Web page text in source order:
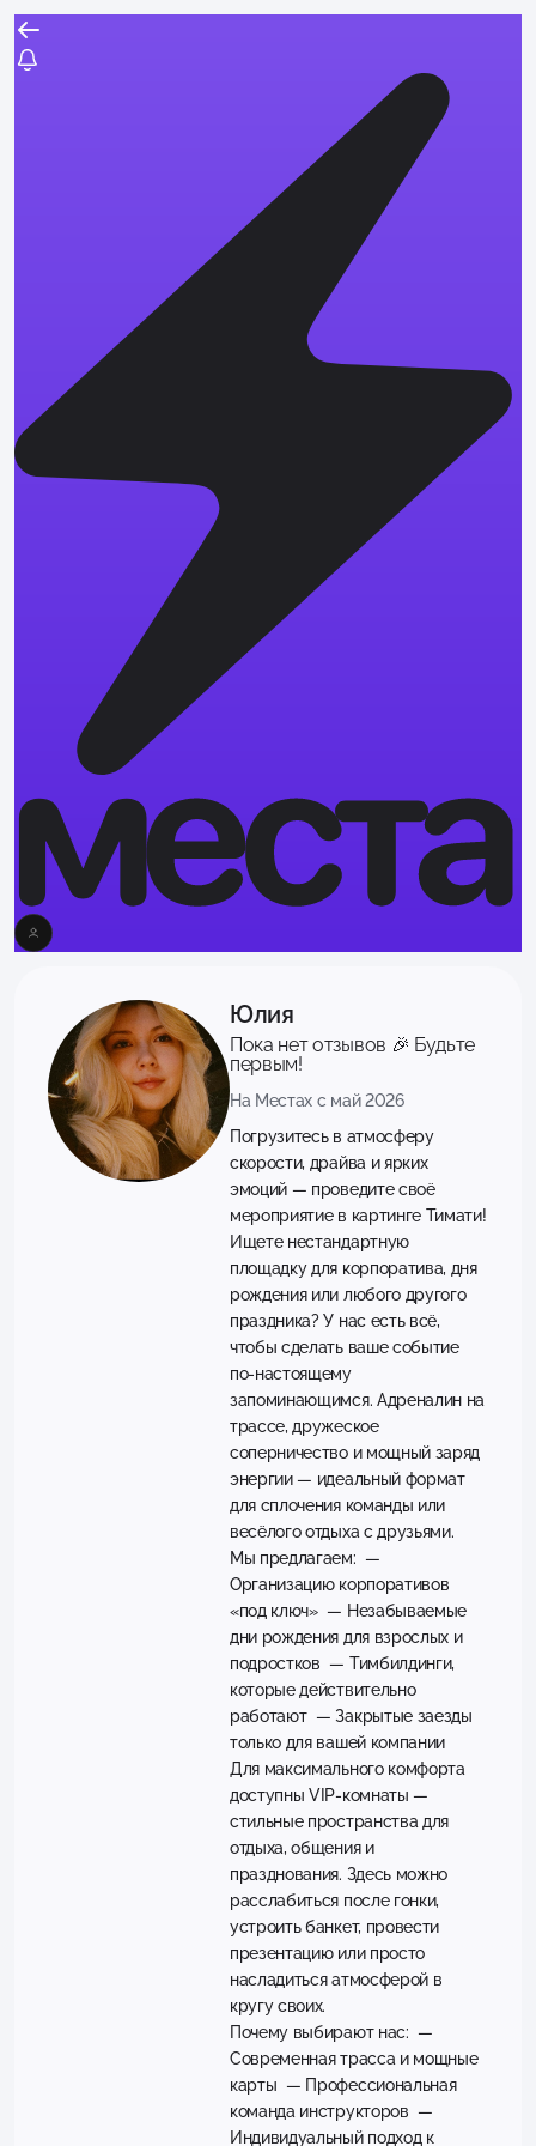
Юлия
Пока нет отзывов 🎉 Будьте
первым!
На Местах с май 2026
Погрузитесь в атмосферу
скорости, драйва и ярких
эмоций — проведите своё
мероприятие в картинге Тимати!
Ищете нестандартную
площадку для корпоратива, дня
рождения или любого другого
праздника? У нас есть всё,
чтобы сделать ваше событие
по-настоящему
запоминающимся. Адреналин на
трассе, дружеское
соперничество и мощный заряд
энергии — идеальный формат
для сплочения команды или
весёлого отдыха с друзьями.
Мы предлагаем: —
Организацию корпоративов
«под ключ» — Незабываемые
дни рождения для взрослых и
подростков — Тимбилдинги,
которые действительно
работают — Закрытые заезды
только для вашей компании
Для максимального комфорта
доступны VIP-комнаты —
стильные пространства для
отдыха, общения и
празднования. Здесь можно
расслабиться после гонки,
устроить банкет, провести
презентацию или просто
насладиться атмосферой в
кругу своих.
Почему выбирают нас: —
Современная трасса и мощные
карты — Профессиональная
команда инструкторов —
Индивидуальный подход к